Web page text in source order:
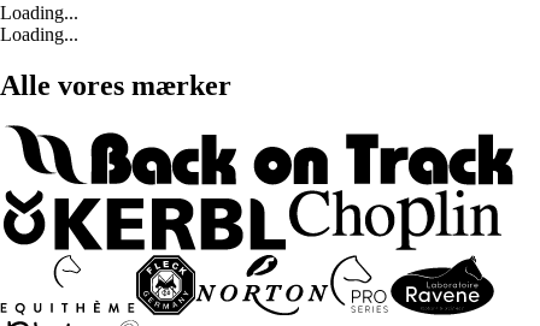
Loading...
Loading...
Alle vores mærker